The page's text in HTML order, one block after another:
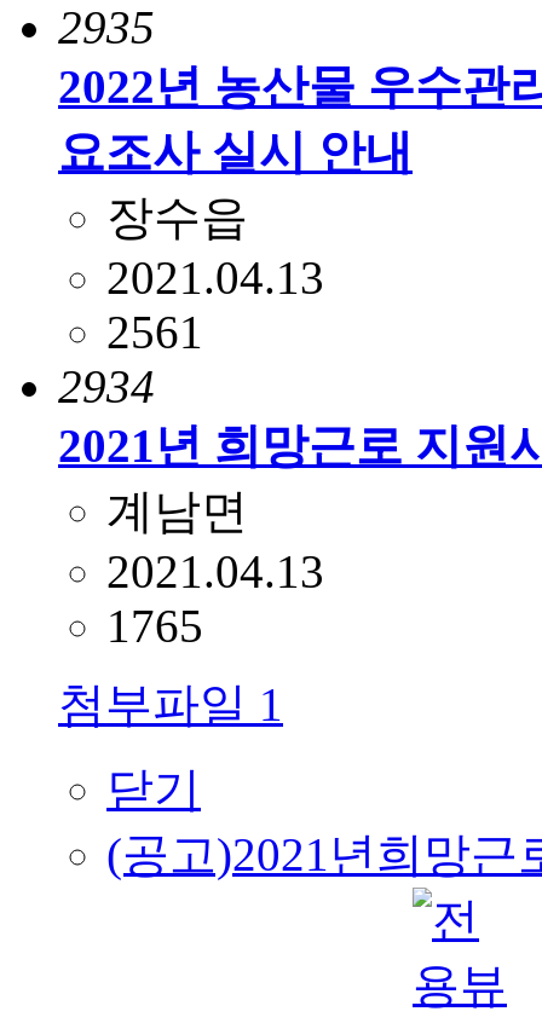
2935
2022년 농산물 우수관
요조사 실시 안내
장수읍
2021.04.13
2561
2934
2021년 희망근로 지원
계남면
2021.04.13
1765
첨부파일 1
닫기
(공고)2021년희망